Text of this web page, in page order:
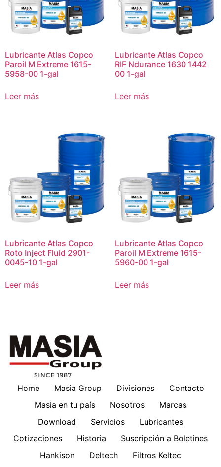
Lubricante Atlas Copco
Paroil M Extreme 1615-
5958-00 1-gal
Leer más
Lubricante Atlas Copco
RIF Ndurance 1630 1442
00 1-gal
Leer más
Lubricante Atlas Copco
Roto Inject Fluid 2901-
0045-10 1-gal
Leer más
Lubricante Atlas Copco
Paroil M Extreme 1615-
5960-00 1-gal
Leer más
Home Masia Group Divisiones
Contacto
Masia en tu país
Nosotros
Marcas
Download
Servicios
Lubricantes
Cotizaciones
Historia
Suscripción a Boletines
Hankison
Deltech
Filtros Keltec